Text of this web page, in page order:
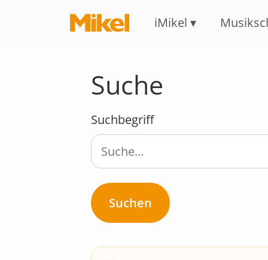
iMikel
Suche
Suchbegriff
Suchen